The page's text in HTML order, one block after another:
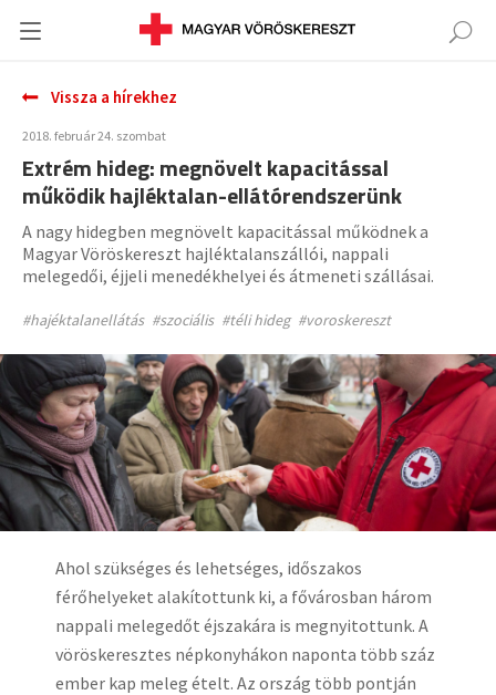
Vissza a hírekhez
2018. február 24. szombat
Extrém hideg: megnövelt kapacitással
működik hajléktalan-ellátórendszerünk
A nagy hidegben megnövelt kapacitással működnek a
Magyar Vöröskereszt hajléktalanszállói, nappali
melegedői, éjjeli menedékhelyei és átmeneti szállásai.
#hajéktalanellátás #szociális #téli hideg #voroskereszt
Ahol szükséges és lehetséges, időszakos
férőhelyeket alakítottunk ki, a fővárosban három
nappali melegedőt éjszakára is megnyitottunk. A
vöröskeresztes népkonyhákon naponta több száz
ember kap meleg ételt. Az ország több pontján